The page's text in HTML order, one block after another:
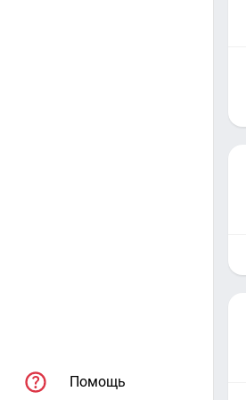
Помощь